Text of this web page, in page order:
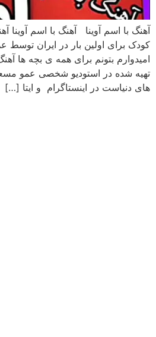
آهنگ با اسم آوینا آهنگ با اسم آوینا
کودک برای اولین بار در ایران توسط
امیدوارم بتونم برای همه ی بچه ها
تهیه شده در استودیو شخصی عمو
های دنیاست در اینستاگرام و ایتا […]